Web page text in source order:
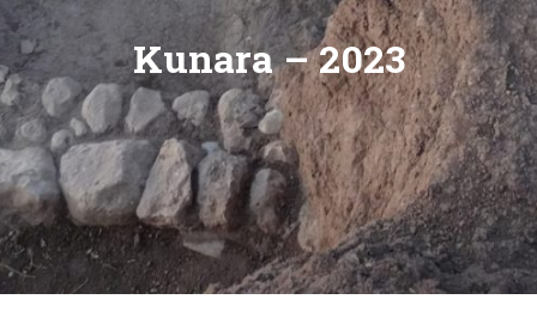
Kunara – 2023